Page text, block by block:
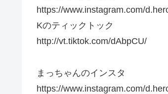
https://www.instagram.com/
Kのティックトック
http://vt.tiktok.com/dAbpCU/
まっちゃんのインスタ
https://www.instagram.com/